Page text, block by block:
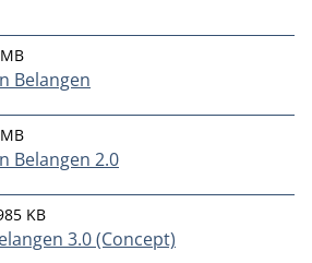
Belangen
Belangen 2.0
3.0 (Concept)
KB